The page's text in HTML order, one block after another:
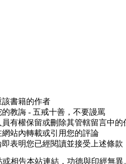
書籍的作者
教誨 - 五戒十善，不要謾罵
有權保留或刪除其管轄留言中的
站內轉載或引用您的評論
表明您已經閱讀並接受上述條款
相告本站連結，功德與印經無異